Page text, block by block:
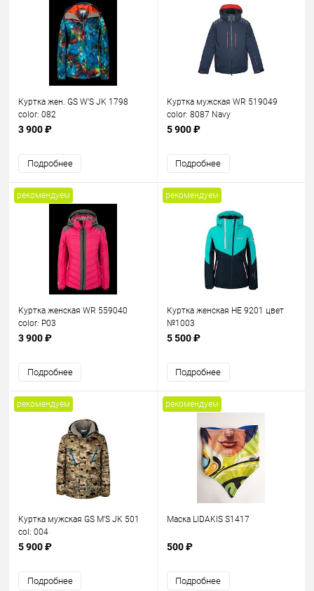
Куртка жен. GS W'S JK 1798
color: 082
3 900 ₽
Подробнее
Куртка мужская WR 519049
color: 8087 Navy
5 900 ₽
Подробнее
рекомендуем
Куртка женская WR 559040
color: P03
3 900 ₽
Подробнее
рекомендуем
Куртка женская HE 9201 цвет
№1003
5 500 ₽
Подробнее
рекомендуем
Куртка мужская GS M'S JK 501
col: 004
5 900 ₽
Подробнее
рекомендуем
Маска LIDAKIS S1417
500 ₽
Подробнее